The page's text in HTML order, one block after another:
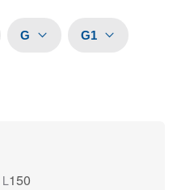
G G1
L150